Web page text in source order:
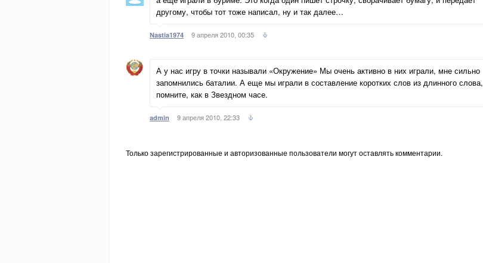
другому, чтобы тот тоже написал, ну и так далее…
Nastia1974 9 апреля 2010, 00:35
А у нас игру в точки называли «Окружение» Мы очень активно в них играли, мне сильно
запомнились баталии. А еще мы играли в составление коротких слов из длинного слова,
помните, как в Звездном часе.
admin 9 апреля 2010, 22:33
Только зарегистрированные и авторизованные пользователи могут оставлять комментарии.